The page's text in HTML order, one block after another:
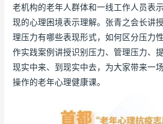
老机构的老年人群体和一线工作人员表
现的心理困境表示理解。张青之会长讲
理压力有哪些表现形式，如何区分压力
作实践案例讲授识别压力、管理压力、
现实中来、到现实中去，为大家带来一
操作的老年心理健康课。